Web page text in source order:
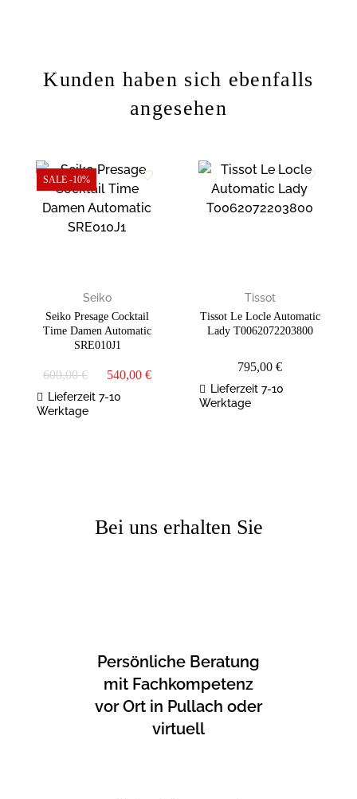
Kunden haben sich ebenfalls
angesehen
SALE -10%
Zur
Wunschliste
hinzufügen
Seiko
Seiko Presage Cocktail
Time Damen Automatic
SRE010J1
600,00€
Ursprünglicher
Preis
war:
600,00 €
540,00€Aktueller
Preis
540,00 €.
Lieferzeit 7-10
Werktage
Zur
Wunschliste
Tissot
Tissot Le Locle Automatic
Lady T0062072203800
795,00 €
Lieferzeit 7-10
Werktage
Bei uns erhalten Sie
Persönliche Beratung
mit Fachkompetenz
vor Ort in Pullach oder
virtuell